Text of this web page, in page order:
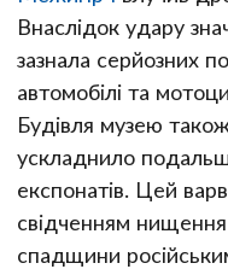
Внаслідок удару
зазнала серйозних
автомобілі та
Будівля музею
ускладнило
експонатів. Цей
свідченням нищення
спадщини